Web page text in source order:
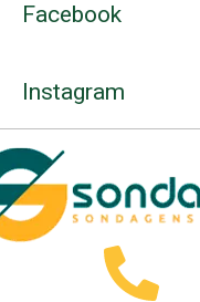
Facebook
Instagram